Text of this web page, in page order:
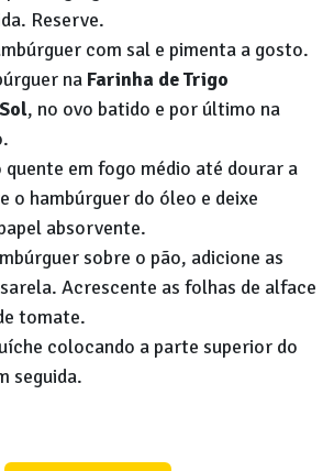
Reserve.
com sal e pimenta a gosto.
na Farinha de Trigo
, no ovo batido e por último na
em fogo médio até dourar a
o hambúrguer do óleo e deixe
absorvente.
sobre o pão, adicione as
Acrescente as folhas de alface
tomate.
colocando a parte superior do
seguida.